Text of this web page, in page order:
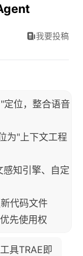
我要投稿
定位，整合语音
为"上下文工程
知引擎、自定
代码文件
先使用权
具TRAE即